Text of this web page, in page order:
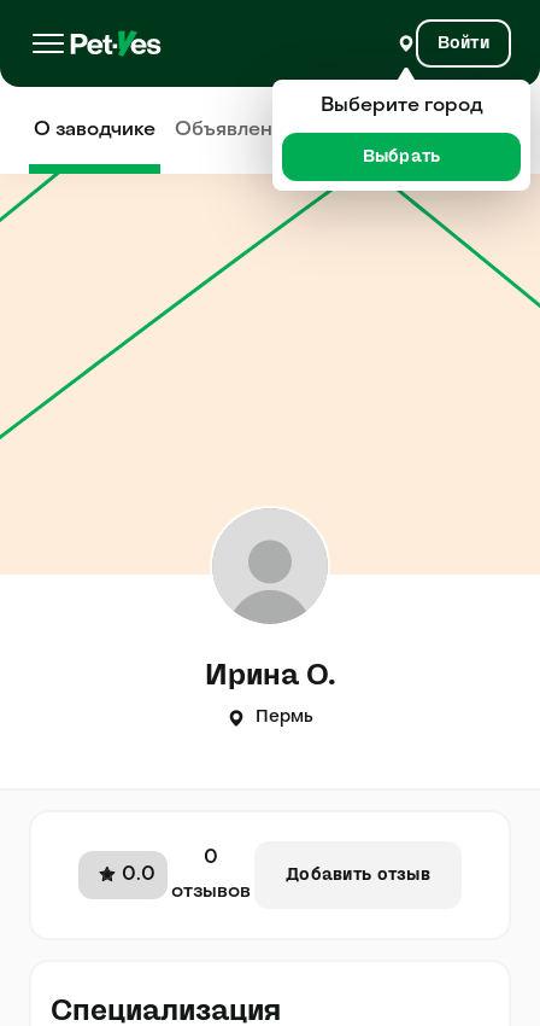
Войти
О заводчике Объявления Отзывы
Ирина О.
Пермь
0.0
0
отзывов
Добавить отзыв
Специализация
Выберите город
Выбрать